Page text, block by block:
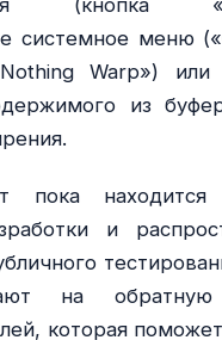
(кнопка
системное меню
Warp»)
из
пока
и
на
которая